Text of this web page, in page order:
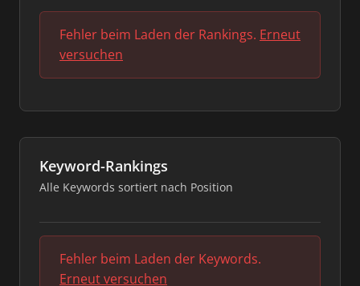
Fehler beim Laden der Rankings. Erneut
versuchen
Keyword-Rankings
Alle Keywords sortiert nach Position
Fehler beim Laden der Keywords.
Erneut versuchen